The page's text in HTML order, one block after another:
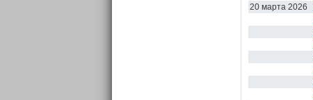
20 марта 2026